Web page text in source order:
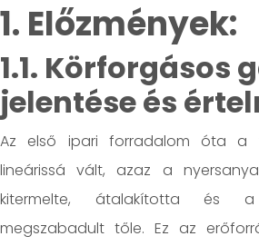
1. Előzmények:
1.1. Körforgásos
jelentése és
Az első ipari forradalom óta a
lineárissá vált, azaz a
kitermelte, átalakította és
megszabadult tőle. Ez az